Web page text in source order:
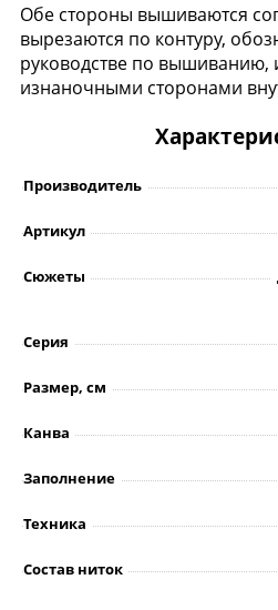
Обе стороны вышиваются
вырезаются по контуру,
руководстве по вышиванию,
изнаночными сторонами
Производитель
Артикул
Сюжеты
Серия
Размер, см
Канва
Заполнение
Техника
Состав ниток